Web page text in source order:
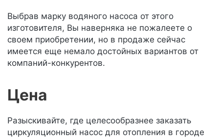
Выбрав марку водяного насоса от этого
изготовителя, Вы наверняка не пожалеете о
своем приобретении, но в продаже сейчас
имеется еще немало достойных вариантов от
компаний-конкурентов.
Цена
Разыскивайте, где целесообразнее заказать
циркуляционный насос для отопления в городе